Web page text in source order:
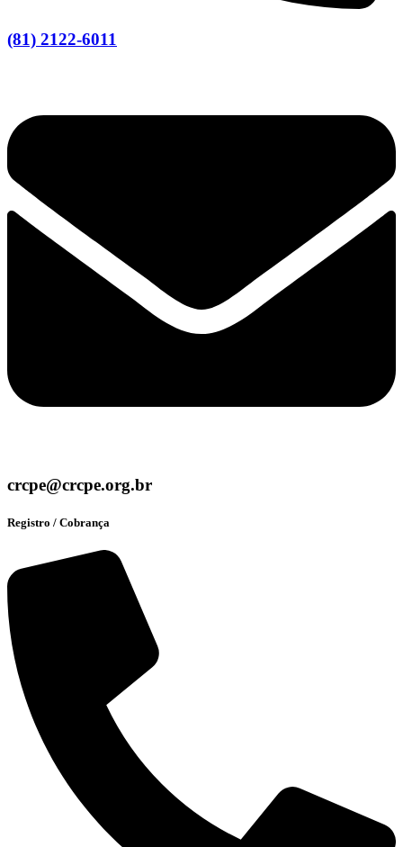
(81) 2122-6011
crcpe@crcpe.org.br
Registro / Cobrança